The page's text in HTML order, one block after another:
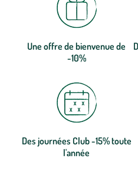
Une offre de bienvenue de
-10%
Des journées Club -15% toute
l'année